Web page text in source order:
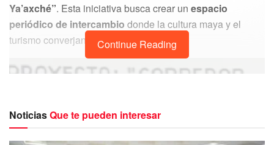
Ya’axché”. Esta iniciativa busca crear un espacio
periódico de intercambio donde la cultura maya y el
turismo converjan de manera productiva.
Continue Reading
NoticiasQue te pueden interesar